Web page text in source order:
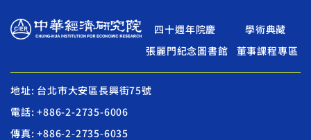
四十週年院慶
學術典藏
張麗門紀念圖書館
董事課程專區
地址: 台北市大安區長興街75號
電話: +886-2-2735-6006
傳真: +886-2-2735-6035